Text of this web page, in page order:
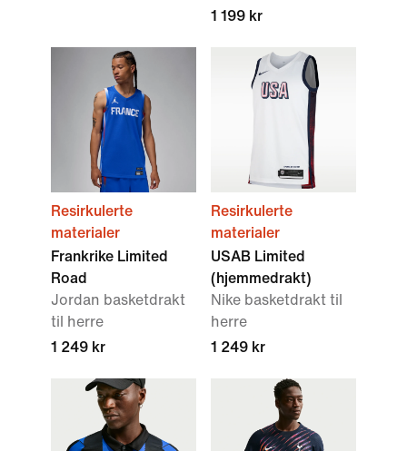
1 199 kr
Resirkulerte
materialer
Frankrike Limited
Road
Jordan basketdrakt
til herre
1 249 kr
Resirkulerte
materialer
USAB Limited
(hjemmedrakt)
Nike basketdrakt til
herre
1 249 kr